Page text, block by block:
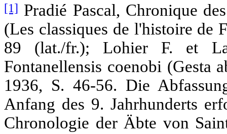
[1] Pradié Pascal, Chronique
(Les classiques de l'histoire de
89 (lat./fr.); Lohier F. et
Fontanellensis coenobi (Gesta
1936, S. 46-56. Die
Anfang des 9. Jahrhunderts
Chronologie der Äbte von